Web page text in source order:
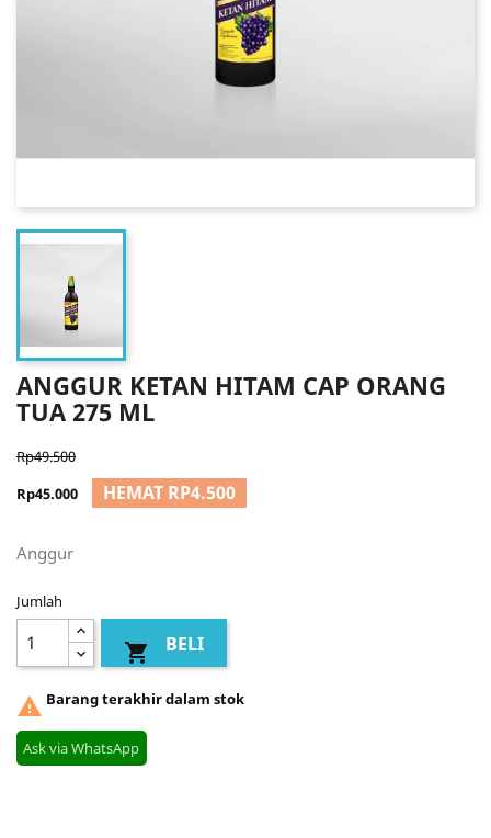
ANGGUR KETAN HITAM CAP ORANG
TUA 275 ML
Rp49.500
Rp45.000
HEMAT RP4.500
Anggur
Jumlah
 BELI
 Barang terakhir dalam stok
Ask via WhatsApp